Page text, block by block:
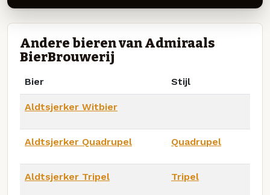
Andere bieren van Admiraals
BierBrouwerij
Bier Stijl
Aldtsjerker Witbier
Aldtsjerker Quadrupel Quadrupel
Aldtsjerker Tripel Tripel